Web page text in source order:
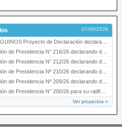
07/08/2026
de Declaración declarando de interés provincial PRESIDENCI…
N° 216/26 declarando de interés provincial la labor …
N° 212/26 declarando de interés provincial el “50° A…
Nº 210/26 declarando de interés provincial el proyec…
Nº 209/26 declarando de interés provincial la presen…
de Presidencia N° 200/26 para su ratificación.
Ver proyectos »